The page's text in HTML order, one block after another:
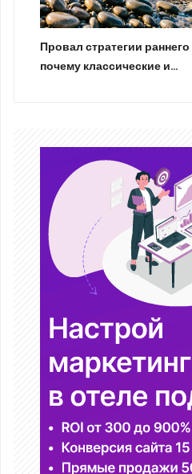
Провал стратегии
почему классические и…